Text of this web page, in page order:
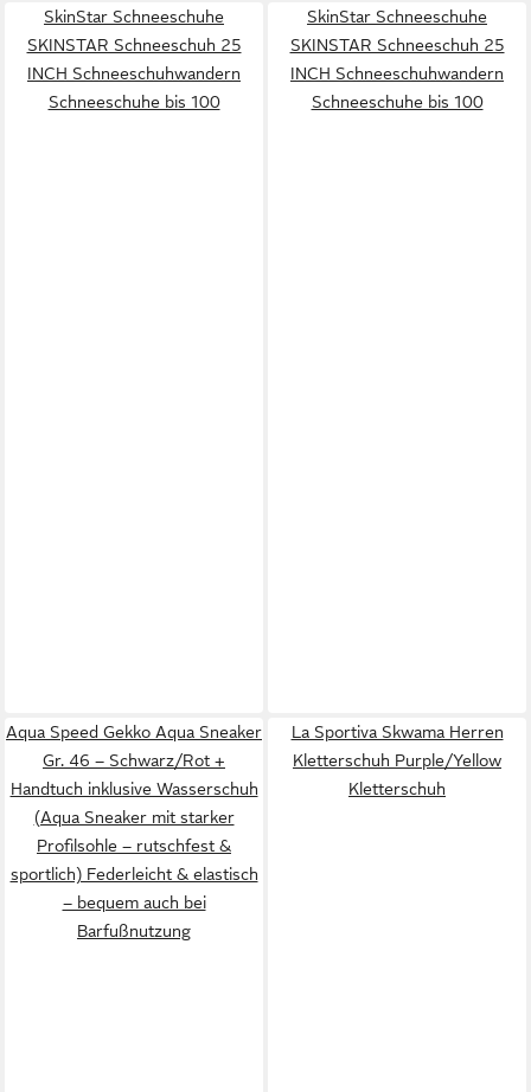
SkinStar Schneeschuhe
SKINSTAR Schneeschuh 25
INCH Schneeschuhwandern
Schneeschuhe bis 100
SkinStar Schneeschuhe
SKINSTAR Schneeschuh 25
INCH Schneeschuhwandern
Schneeschuhe bis 100
Aqua Speed Gekko Aqua Sneaker
Gr. 46 – Schwarz/Rot +
Handtuch inklusive Wasserschuh
(Aqua Sneaker mit starker
Profilsohle – rutschfest &
sportlich) Federleicht & elastisch
– bequem auch bei
Barfußnutzung
La Sportiva Skwama Herren
Kletterschuh Purple/Yellow
Kletterschuh